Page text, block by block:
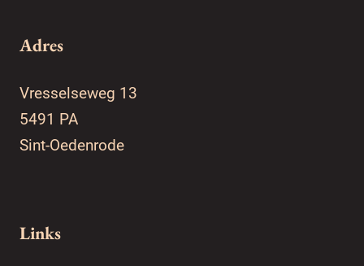
Adres
Vresselseweg 13
5491 PA
Sint-Oedenrode
Links